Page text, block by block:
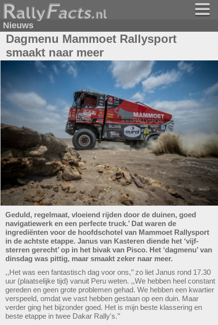
Nieuws
Dagmenu Mammoet Rallysport
smaakt naar meer
Geduld, regelmaat, vloeiend rijden door de duinen, goed
navigatiewerk en een perfecte truck.’ Dat waren de
ingrediënten voor de hoofdschotel van Mammoet Rallysport
in de achtste etappe. Janus van Kasteren diende het ‘vijf-
sterren gerecht’ op in het bivak van Pisco. Het ‘dagmenu’ van
dinsdag was pittig, maar smaakt zeker naar meer.
,,Het was een fantastisch dag voor ons,’’ zo liet Janus rond 17.30
uur (plaatselijke tijd) vanuit Peru weten. ,,We hebben heel constant
gereden en geen grote problemen gehad. We hebben een kwartier
verspeeld, omdat we vast hebben gestaan op een duin. Maar
verder ging het bijzonder goed. Het is mijn beste klassering en
beste etappe in twee Dakar Rally's.’’